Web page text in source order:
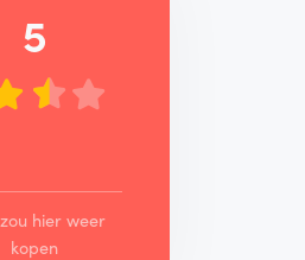
5
zou hier weer
kopen